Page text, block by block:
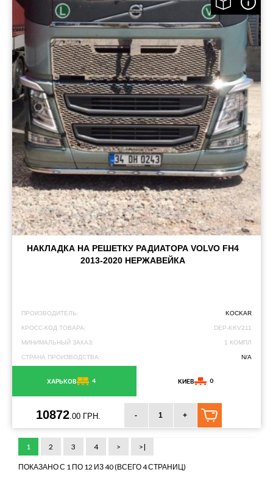
НАКЛАДКА НА РЕШЕТКУ РАДИАТОРА VOLVO FH4
2013-2020 НЕРЖАВЕЙКА
ПРОИЗВОДИТЕЛЬ: KOCKAR
КРОСС-КОД ТОВАРА: DEP-KKV211
МИНИМАЛЬНЫЙ ЗАКАЗ: 1 КОМПЛ
СТРАНА ПРОИЗВОДСТВА: N/A
ХАРЬКОВ 4 КИЕВ 0
10872.00 ГРН. - +
1 2 3 4 > >|
ПОКАЗАНО С 1 ПО 12 ИЗ 40 (ВСЕГО 4 СТРАНИЦ)